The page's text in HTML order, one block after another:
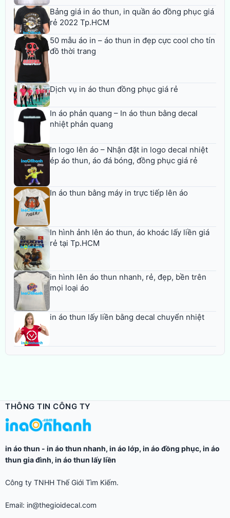
Bảng giá in áo thun, in quần áo đồng phục giá
rẻ 2022 Tp.HCM
50 mẫu áo in – áo thun in đẹp cực cool cho tín
đồ thời trang
Dịch vụ in áo thun đồng phục giá rẻ
In áo phản quang – In áo thun bằng decal
nhiệt phản quang
In logo lên áo – Nhận đặt in logo decal nhiệt
ép áo thun, áo đá bóng, đồng phục giá rẻ
In áo thun bằng máy in trực tiếp lên áo
In hình ảnh lên áo thun, áo khoác lấy liền giá
rẻ tại Tp.HCM
in hình lên áo thun nhanh, rẻ, đẹp, bền trên
mọi loại áo
in áo thun lấy liền bằng decal chuyển nhiệt
THÔNG TIN CÔNG TY
in áo thun - in áo thun nhanh, in áo lớp, in áo đồng phục, in áo
thun gia đình, in áo thun lấy liền
Công ty TNHH Thế Giới Tìm Kiếm.
Email: in@thegioidecal.com